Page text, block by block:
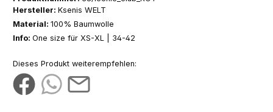
Hersteller: Ksenis WELT
Material: 100% Baumwolle
Info: One size für XS-XL | 34-42
Dieses Produkt weiterempfehlen: